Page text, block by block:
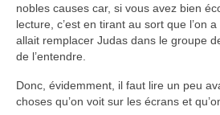
Prier
Partagez une prière
Partagez votre prière
Célébrer
Lieux et Dates
nobles causes car, si vous avez bien
lecture, c’est en tirant au sort que l’on
allait remplacer Judas dans le groupe
de l’entendre.
Donc, évidemment, il faut lire un peu
choses qu’on voit sur les écrans et